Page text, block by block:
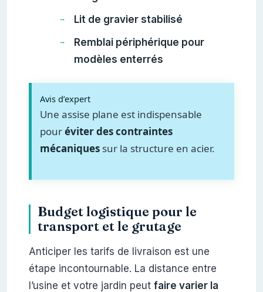
Lit de gravier stabilisé
Remblai périphérique pour
modèles enterrés
Avis d’expert
Une assise plane est indispensable
pouréviter des contraintes
mécaniques sur la structure en acier.
Budget logistique pour le
transport et le grutage
Anticiper les tarifs de livraison est une
étape incontournable. La distance entre
l’usine et votre jardin peut faire varier la